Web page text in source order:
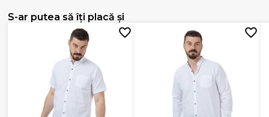
S-ar putea să îți placă și